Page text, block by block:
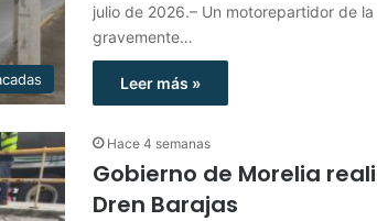
julio de 2026.– Un motorepartidor de
gravemente…
Leer más »
Hace 4 semanas
Gobierno de Morelia
Dren Barajas